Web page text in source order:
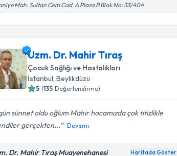
Mah. Sultan Cem Cad. A Plaza B Blok No: 33/404
Uzm. Dr. Mahir Tıraş
Çocuk Sağlığı ve Hastalıkları
İstanbul,Beylikdüzü
5 (135 Değerlendirme)
sünnet oldu oğlum Mahir hocamızda çok titizlikle
gerçekten...
Devamı
Dr. Mahir Tıraş Muayenehanesi Haritada Göster